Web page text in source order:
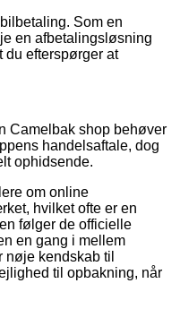
Som en
en afbetalingsløsning
du efterspørger at
Camelbak shop behøver
handelsaftale, dog
ophidsende.
om online
hvilket ofte er en
følger de officielle
en gang i mellem
nøje kendskab til
til opbakning, når